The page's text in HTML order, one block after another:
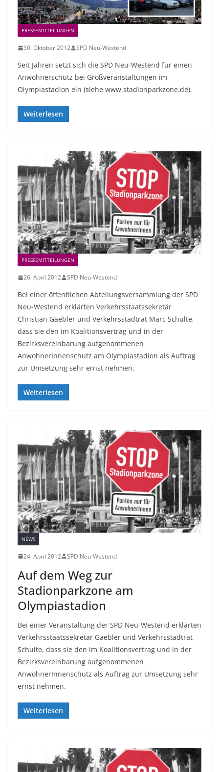
PRESSEMITTEILUNGEN
30. Oktober 2012 SPD Neu-Westend
Seit Jahren setzt sich die SPD Neu-Westend für einen
Anwohnerschutz bei Großveranstaltungen im
Olympiastadion ein (siehe www.stadionparkzone.de).
Weiterlesen
PRESSEMITTEILUNGEN
26. April 2012 SPD Neu-Westend
Bei einer öffentlichen Abteilungsversammlung der SPD
Neu-Westend erklärten Verkehrsstaatssekretär
Christian Gaebler und Verkehrsstadtrat Marc Schulte,
dass sie den im Koalitionsvertrag und in der
Bezirksvereinbarung aufgenommenen
AnwohnerInnenschutz am Olympiastadion als Auftrag
zur Umsetzung sehr ernst nehmen.
Weiterlesen
NEWS
24. April 2012 SPD Neu-Westend
Auf dem Weg zur
Stadionparkzone am
Olympiastadion
Bei einer Veranstaltung der SPD Neu-Westend erklärten
Verkehrsstaatssekretär Gaebler und Verkehrsstadtrat
Schulte, dass sie den im Koalitionsvertrag und in der
Bezirksvereinbarung aufgenommenen
AnwohnerInnenschutz als Auftrag zur Umsetzung sehr
ernst nehmen.
Weiterlesen